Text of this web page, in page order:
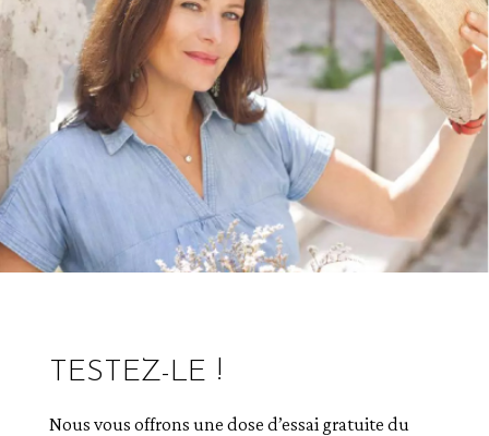
TESTEZ-LE !
Nous vous offrons une dose d’essai gratuite du